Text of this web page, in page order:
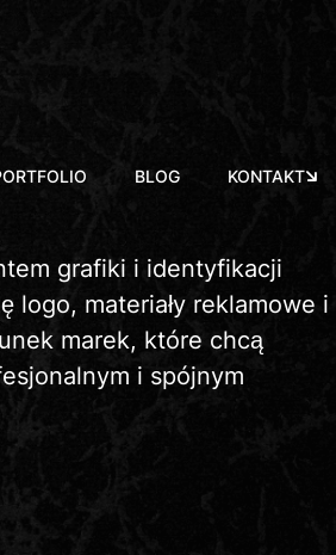
BLOG KONTAKT
grafiki i identyfikacji
logo, materiały reklamowe i
marek, które chcą
i spójnym